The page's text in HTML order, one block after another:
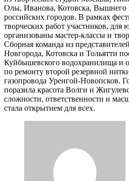
Олы, Иванова, Котовска, Вышнего
российских городов. В рамках
творческих работ участников,
организованы мастер-классы и
Сборная команда из
Новгорода, Котовска и Тольятти
Куйбышевского водохранилища и
по ремонту второй резервной
газопровода Уренгой-Новопсков.
поразила красота Волги и
сложности, ответственности и
стала открытием для всех.